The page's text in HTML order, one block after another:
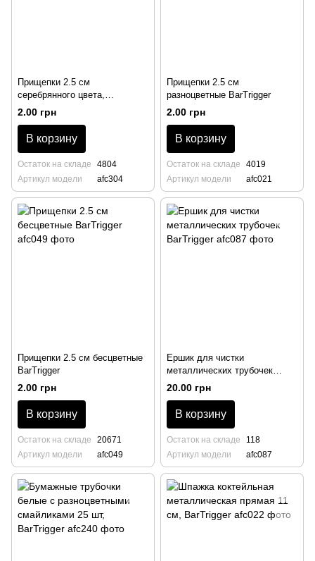
Прищепки 2.5 см
серебрянного цвета,
BarTrigger
2.00 грн
В корзину
Остаток на складе
4804
Артикул модели
afc304
Прищепки 2.5 см
разноцветные BarTrigger
2.00 грн
В корзину
Остаток на складе
4019
Артикул модели
afc021
Прищепки 2.5 см беcцветные
BarTrigger
2.00 грн
В корзину
Остаток на складе
20671
Артикул модели
afc049
Ершик для чистки
металлических трубочек
BarTrigger
20.00 грн
В корзину
Остаток на складе
118
Артикул модели
afc087